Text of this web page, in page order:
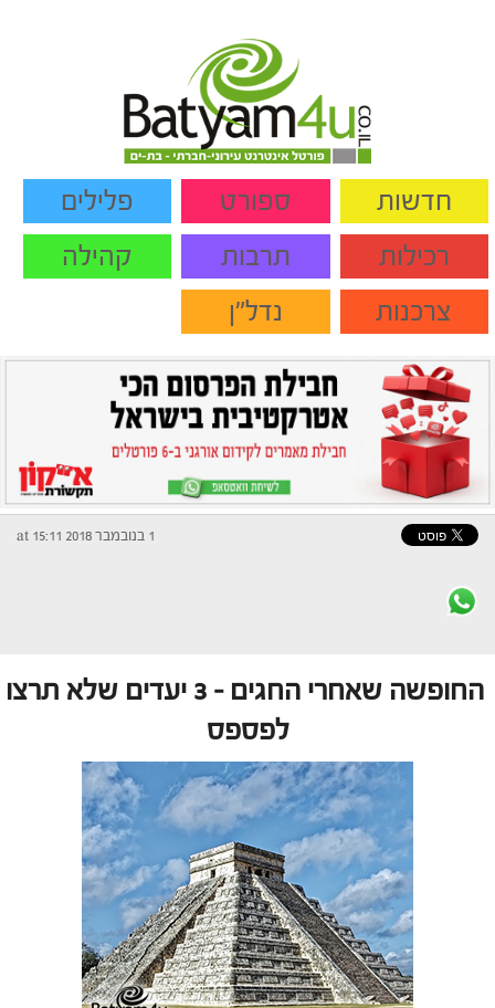
חדשות ספורט
פלילים
רכילות
תרבות
קהילה
צרכנות
נדל"ן
1 בנובמבר 2018 at 15:11
החופשה שאחרי החגים – 3 יעדים שלא תרצו
לפספס